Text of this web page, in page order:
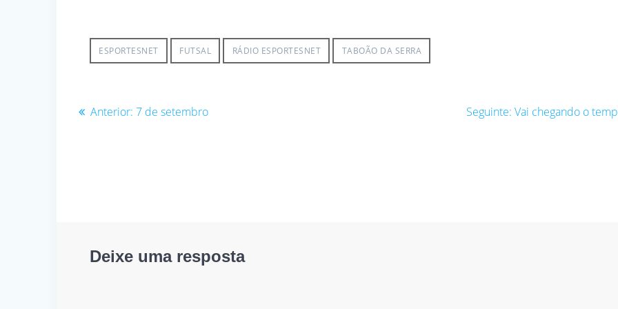
ESPORTESNET FUTSAL RÁDIO ESPORTESNET TABOÃO DA SERRA
Navegação
Anterior: Post
7 de setembro Seguinte: Post
Vai chegando o
Deixe uma resposta